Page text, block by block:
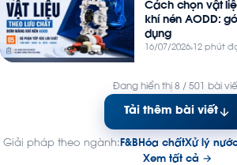
Cách chọn vật
khí nén AODD:
dụng
16/07/2026 12 phút
Đang hiển thị 8 / 501 bài
Tải thêm bài viết
Giải pháp theo ngành: F&BHóa chấtXử lý
Xem tất cả →